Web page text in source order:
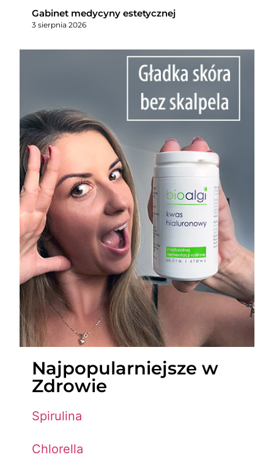
Gabinet medycyny estetycznej
3 sierpnia 2026
Najpopularniejsze w
Zdrowie
Spirulina
Chlorella